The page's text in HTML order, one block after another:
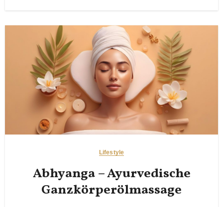
Lifestyle
Abhyanga – Ayurvedische
Ganzkörperölmassage